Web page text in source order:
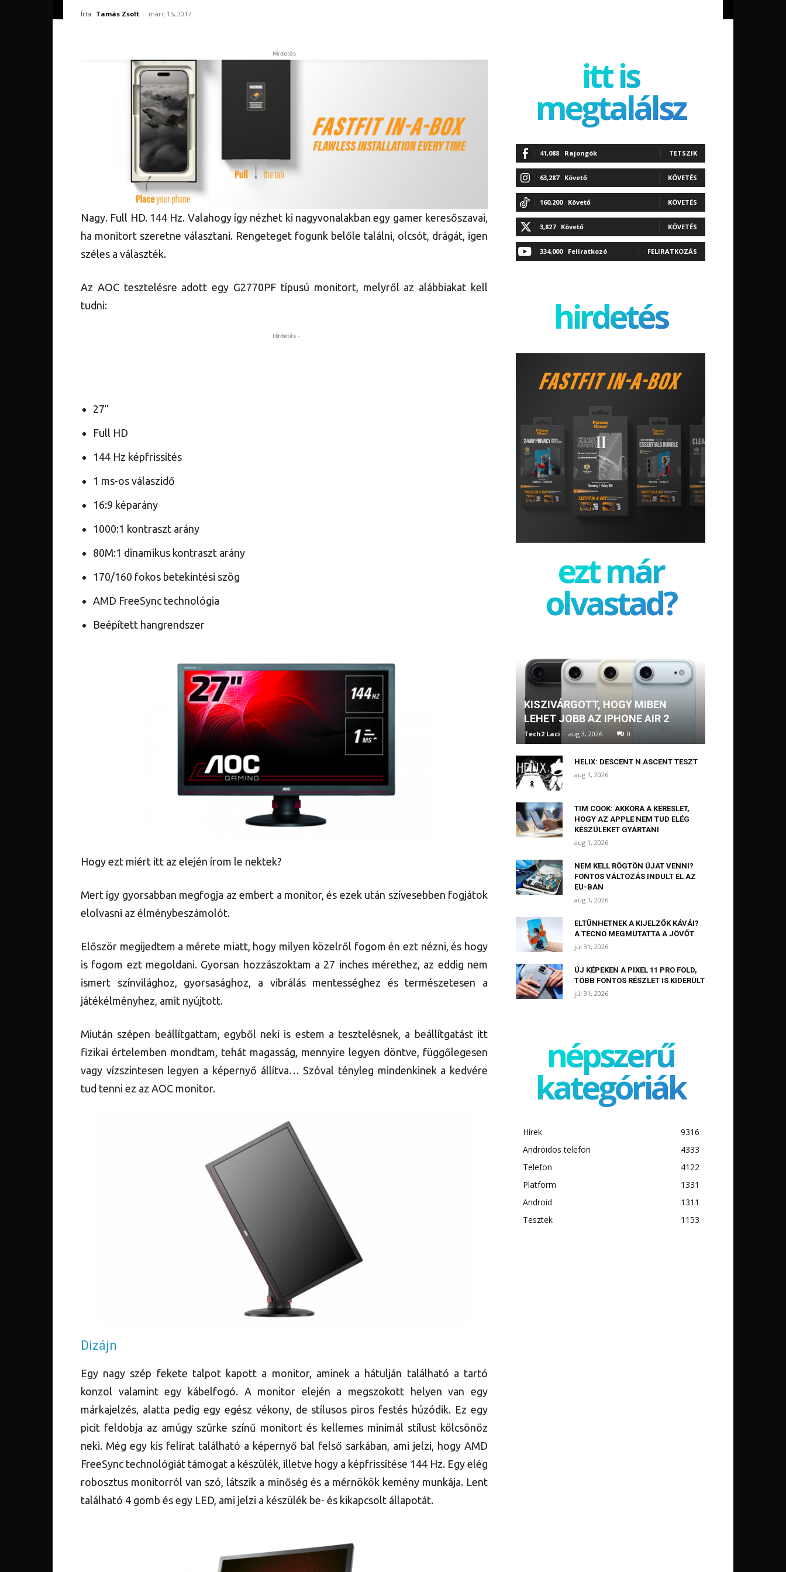
Írta: Tamás Zsolt - márc 15, 2017
Hirdetés
Nagy. Full HD. 144 Hz. Valahogy így nézhet ki nagyvonalakban egy gamer keresőszavai,
ha monitort szeretne választani. Rengeteget fogunk belőle találni, olcsót, drágát, igen
széles a választék.
Az AOC tesztelésre adott egy G2770PF típusú monitort, melyről az alábbiakat kell
tudni:
- Hirdetés -
27”
Full HD
144 Hz képfrissítés
1 ms-os válaszidő
16:9 képarány
1000:1 kontraszt arány
80M:1 dinamikus kontraszt arány
170/160 fokos betekintési szög
AMD FreeSync technológia
Beépített hangrendszer
Hogy ezt miért itt az elején írom le nektek?
Mert így gyorsabban megfogja az embert a monitor, és ezek után szívesebben fogjátok
elolvasni az élménybeszámolót.
Először megijedtem a mérete miatt, hogy milyen közelről fogom én ezt nézni, és hogy
is fogom ezt megoldani. Gyorsan hozzászoktam a 27 inches mérethez, az eddig nem
ismert színvilághoz, gyorsasághoz, a vibrálás mentességhez és természetesen a
játékélményhez, amit nyújtott.
Miután szépen beállítgattam, egyből neki is estem a tesztelésnek, a beállítgatást itt
fizikai értelemben mondtam, tehát magasság, mennyire legyen döntve, függőlegesen
vagy vízszintesen legyen a képernyő állítva… Szóval tényleg mindenkinek a kedvére
tud tenni ez az AOC monitor.
Dizájn
Egy nagy szép fekete talpot kapott a monitor, aminek a hátulján található a tartó
konzol valamint egy kábelfogó. A monitor elején a megszokott helyen van egy
márkajelzés, alatta pedig egy egész vékony, de stílusos piros festés húzódik. Ez egy
picit feldobja az amúgy szürke színű monitort és kellemes minimál stílust kölcsönöz
neki. Még egy kis felirat található a képernyő bal felső sarkában, ami jelzi, hogy AMD
FreeSync technológiát támogat a készülék, illetve hogy a képfrissítése 144 Hz. Egy elég
robosztus monitorról van szó, látszik a minőség és a mérnökök kemény munkája. Lent
található 4 gomb és egy LED, ami jelzi a készülék be- és kikapcsolt állapotát.
itt is
megtalálsz
41,088 Rajongók TETSZIK
63,287 Követő KÖVETÉS
160,200 Követő KÖVETÉS
3,827 Követő KÖVETÉS
334,000 Feliratkozó FELIRATKOZÁS
hirdetés
ezt már
olvastad?
KISZIVÁRGOTT, HOGY MIBEN
LEHET JOBB AZ IPHONE AIR 2
Tech2 Laci - aug 3, 2026 0
HELIX: DESCENT N ASCENT TESZT
aug 1, 2026
TIM COOK: AKKORA A KERESLET,
HOGY AZ APPLE NEM TUD ELÉG
KÉSZÜLÉKET GYÁRTANI
aug 1, 2026
NEM KELL RÖGTÖN ÚJAT VENNI?
FONTOS VÁLTOZÁS INDULT EL AZ
EU-BAN
aug 1, 2026
ELTŰNHETNEK A KIJELZŐK KÁVÁI?
A TECNO MEGMUTATTA A JÖVŐT
júl 31, 2026
ÚJ KÉPEKEN A PIXEL 11 PRO FOLD,
TÖBB FONTOS RÉSZLET IS KIDERÜLT
júl 31, 2026
népszerű
kategóriák
Hírek
9316
Androidos telefon
4333
Telefon
4122
Platform
1331
Android
1311
Tesztek
1153